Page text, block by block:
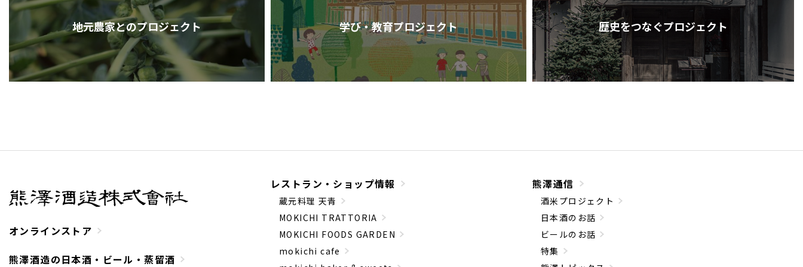
地元農家とのプロジェクト 学び・教育プロジェクト 歴史をつなぐプロジェクト
オンラインストア
熊澤酒造の日本酒・ビール・蒸留酒
レストラン・ショップ情報
蔵元料理 天青
MOKICHI TRATTORIA
MOKICHI FOODS GARDEN
mokichi cafe
熊澤通信
酒米プロジェクト
日本酒のお話
ビールのお話
特集